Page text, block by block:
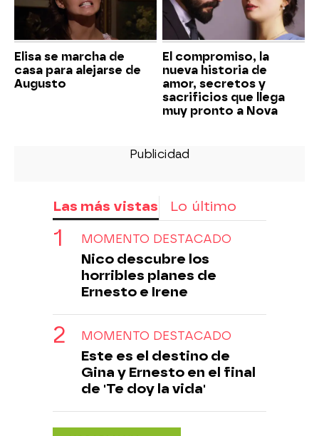
Elisa se marcha de
casa para alejarse de
Augusto
El compromiso, la
nueva historia de
amor, secretos y
sacrificios que llega
muy pronto a Nova
Las más vistas Lo último
MOMENTO DESTACADO
Nico descubre los
horribles planes de
Ernesto e Irene
MOMENTO DESTACADO
Este es el destino de
Gina y Ernesto en el final
de 'Te doy la vida'